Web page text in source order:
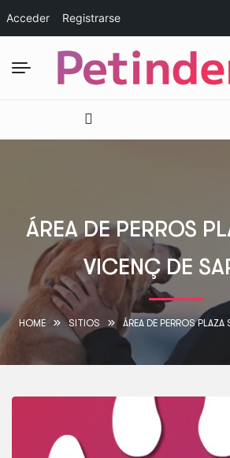
Acceder Registrarse
ÁREA DE PERROS
VICENÇ DE
HOME SITIOS ÁREA DE PERROS